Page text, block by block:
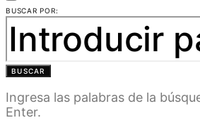
BUSCAR POR:
BUSCAR
Ingresa las palabras de la
Enter.